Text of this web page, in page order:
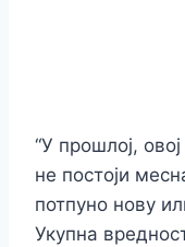
“У прошлој,
не постоји
потпуно нову
Укупна